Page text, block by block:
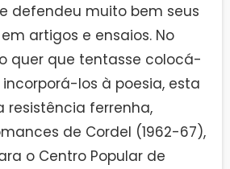
defendeu muito bem seus
artigos e ensaios. No
quer que tentasse colocá-
los à poesia, esta
resistência ferrenha,
de Cordel (1962-67),
o Centro Popular de